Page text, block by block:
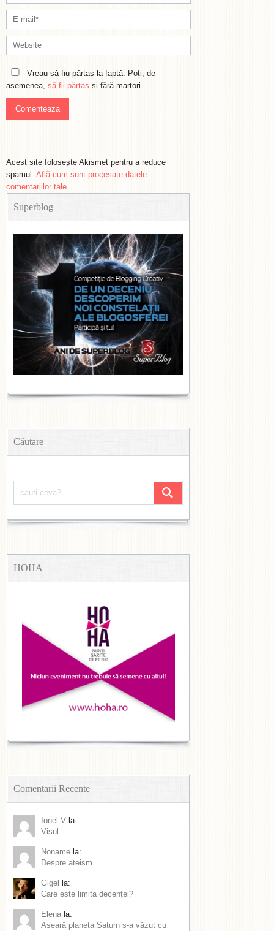
Vreau să fiu părtaș la faptă. Poți, de
asemenea, să fii părtaș și fără martori.
Acest site folosește Akismet pentru a reduce
spamul. Află cum sunt procesate datele
comentariilor tale.
Superblog
Căutare
HOHA
Comentarii Recente
Ionel V la:
Visul
Noname la:
Despre ateism
Gigel
la:
Care este limita decenței?
Elena la:
Aseară planeta Saturn s-a văzut cu